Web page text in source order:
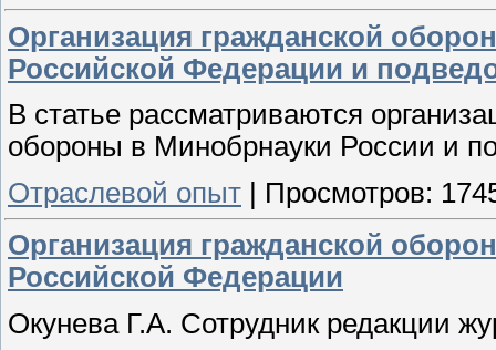
Организация гражданской
Российской Федерации и
В статье рассматриваются
обороны в Минобрнауки России и
Отраслевой опыт
Просмотров:
Организация гражданской
Российской Федерации
Окунева Г.А. Сотрудник редакции